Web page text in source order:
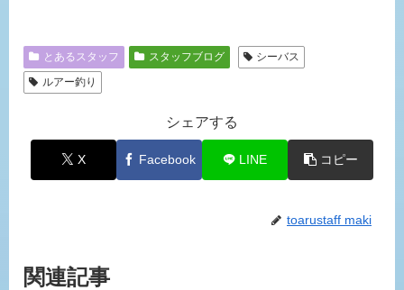
とあるスタッフ スタッフブログ
シーバス
ルアー釣り
シェアする
X Facebook LINE コピー
toarustaff maki
関連記事